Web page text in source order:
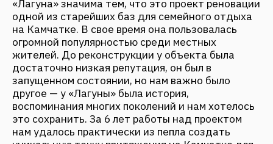
основывались на окружающем ландшафте
Камчатки, который сам по себе уникален и
неповторим.
Создавая «Аврору» мы опирались на традиции
местных коренных народов, ительменов и
коряков, а также к практике строительства
мостов в Древней Руси. А выбирая локацию, мы
обращали внимание на то, чтобы отель
находился максимально далеко от цивилизации
— так посетитель соприкоснется с настоящей
Камчаткой.